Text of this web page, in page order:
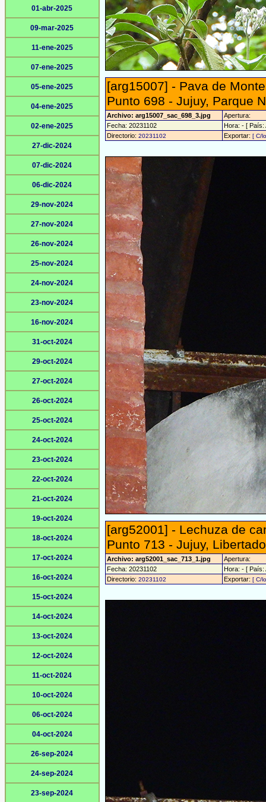
01-abr-2025
09-mar-2025
11-ene-2025
07-ene-2025
05-ene-2025
04-ene-2025
02-ene-2025
27-dic-2024
07-dic-2024
06-dic-2024
29-nov-2024
27-nov-2024
26-nov-2024
25-nov-2024
24-nov-2024
23-nov-2024
16-nov-2024
31-oct-2024
29-oct-2024
27-oct-2024
26-oct-2024
25-oct-2024
24-oct-2024
23-oct-2024
22-oct-2024
21-oct-2024
19-oct-2024
18-oct-2024
17-oct-2024
16-oct-2024
15-oct-2024
14-oct-2024
13-oct-2024
12-oct-2024
11-oct-2024
10-oct-2024
06-oct-2024
04-oct-2024
26-sep-2024
24-sep-2024
23-sep-2024
[arg15007] - Pava de
Punto 698 - Jujuy, Parque
Archivo: arg15007_sac_698_3.jpg
Apertura:
Fecha: 20231102
Hora: - [ País:
Directorio: 20231102 Exportar: [ C/
[arg52001] - Lechuza de
Punto 713 - Jujuy,
Archivo: arg52001_sac_713_1.jpg
Apertura:
Fecha: 20231102
Hora: - [ País:
Directorio: 20231102 Exportar: [ C/